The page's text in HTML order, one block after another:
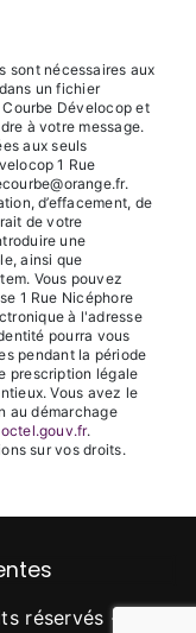
sont nécessaires aux
un fichier
Dévelocop et
à votre message.
aux seuls
1 Rue
d’effacement, de
de votre
une
ainsi que
Vous pouvez
1 Rue Nicéphore
à l'adresse
pourra vous
pendant la période
prescription légale
Vous avez le
au démarchage
.
sur vos droits.
réservés -